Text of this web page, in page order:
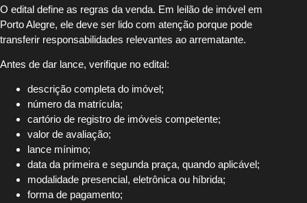
O edital define as regras da venda. Em leilão de imóvel em
Porto Alegre, ele deve ser lido com atenção porque pode
transferir responsabilidades relevantes ao arrematante.
Antes de dar lance, verifique no edital:
descrição completa do imóvel;
número da matrícula;
cartório de registro de imóveis competente;
valor de avaliação;
lance mínimo;
data da primeira e segunda praça, quando aplicável;
modalidade presencial, eletrônica ou híbrida;
forma de pagamento;